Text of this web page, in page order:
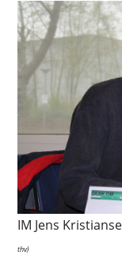
IM Jens
thv)